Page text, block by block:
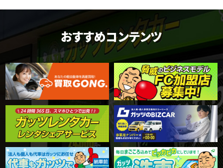
おすすめコンテンツ